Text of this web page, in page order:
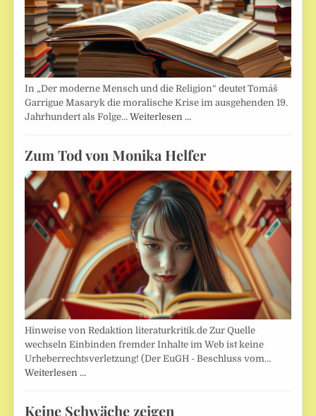
In „Der moderne Mensch und die Religion“ deutet Tomáš
Garrigue Masaryk die moralische Krise im ausgehenden 19.
Jahrhundert als Folge…Weiterlesen …
Zum Tod von Monika Helfer
Hinweise von Redaktion literaturkritik.de Zur Quelle
wechseln Einbinden fremder Inhalte im Web ist keine
Urheberrechtsverletzung! (Der EuGH - Beschluss vom…
Weiterlesen …
Keine Schwäche zeigen